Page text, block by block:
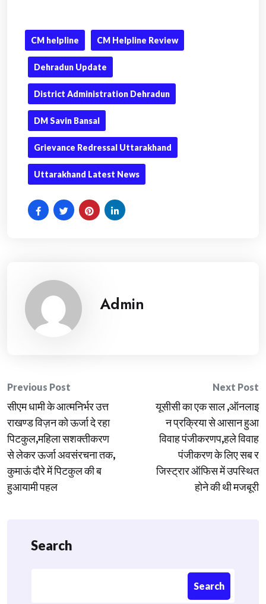
CM helpline CM Helpline Review
Dehradun Update
District Administration Dehradun
DM Savin Bansal
Grievance Redressal Uttarakhand
Uttarakhand Latest News
Admin
Post
navigation
Previous Post
सीएम धामी के आत्मनिर्भर उत्त
राखण्ड विज़न को ऊर्जा दे रहा
पिटकुल,महिला सशक्तीकरण
से लेकर ऊर्जा अवसंरचना तक,
कुमाऊं दौरे में पिटकुल की ब
हुआयामी पहल
Next Post
यूसीसी का एक साल ,ऑनलाइ
न प्रक्रिया से आसान हुआ
विवाह पंजीकरणप,हले विवाह
पंजीकरण के लिए सब र
जिस्ट्रार ऑफिस में उपस्थित
होने की थी मजबूरी
Search
Search